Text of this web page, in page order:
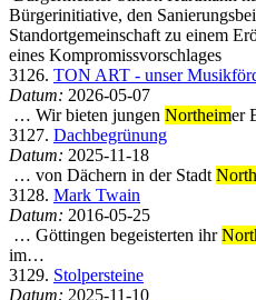
Bürgerinitiative, den
Standortgemeinschaft zu einem
eines Kompromissvorschlages
3126. TON ART - unser
Datum: 2026-05-07
… Wir bieten jungen Northeimer
3127. Dachbegrünung
Datum: 2025-11-18
… von Dächern in der Stadt
3128. Mark Twain
Datum: 2016-05-25
… Göttingen begeisterten ihr
im…
3129. Stolpersteine
Datum: 2025-11-10